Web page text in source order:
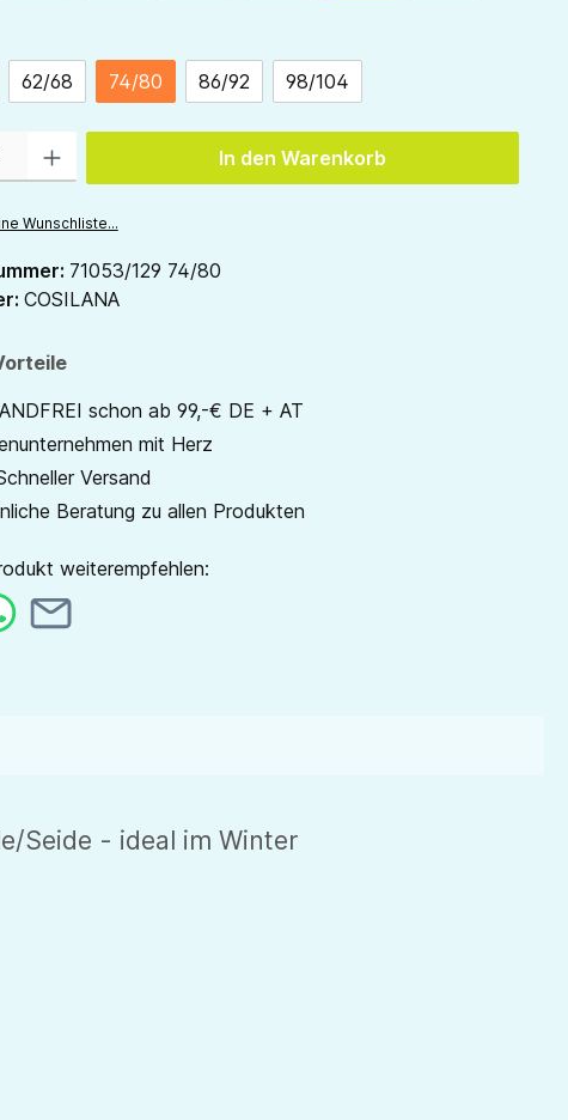
62/68 74/80 86/92 98/104
In den Warenkorb
Wunschliste...
71053/129 74/80
COSILANA
schon ab 99,-€ DE + AT
mit Herz
Versand
Beratung zu allen Produkten
weiterempfehlen:
Seide - ideal im Winter